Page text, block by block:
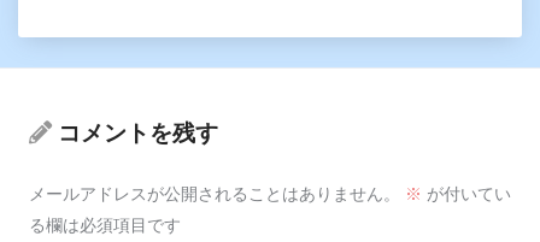
コメントを残す
メールアドレスが公開されることはありません。 ※ が付いてい
る欄は必須項目です